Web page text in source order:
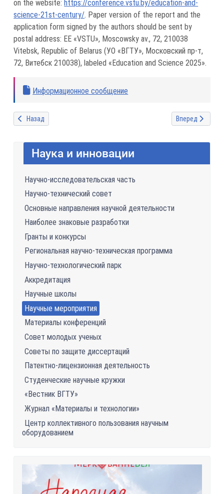
on the website:https://conference.vstu.by/education-and-
science-21st-century/. Paper version of the report and the
application form signed by the authors should be sent by
postal address: EE «VSTU», Moscowsky av., 72, 210038
Vitebsk, Republic of Belarus (УО «ВГТУ», Московский пр-т,
72, Витебск 210038), labeled «Education and Science 2025».
Информационное сообщение
Предыдущий: ICTAI-2025
Назад Следующий:
Вперед
Наука и инновации
Научно-исследовательская часть
Научно-технический совет
Основные направления научной деятельности
Наиболее знаковые разработки
Гранты и конкурсы
Региональная научно-техническая программа
Научно-технологический парк
Аккредитация
Научные школы
Научные мероприятия
Материалы конференций
Совет молодых ученых
Советы по защите диссертаций
Патентно-лицензионная деятельность
Студенческие научные кружки
«Вестник ВГТУ»
Журнал «Материалы и технологии»
Центр коллективного пользования научным
оборудованием